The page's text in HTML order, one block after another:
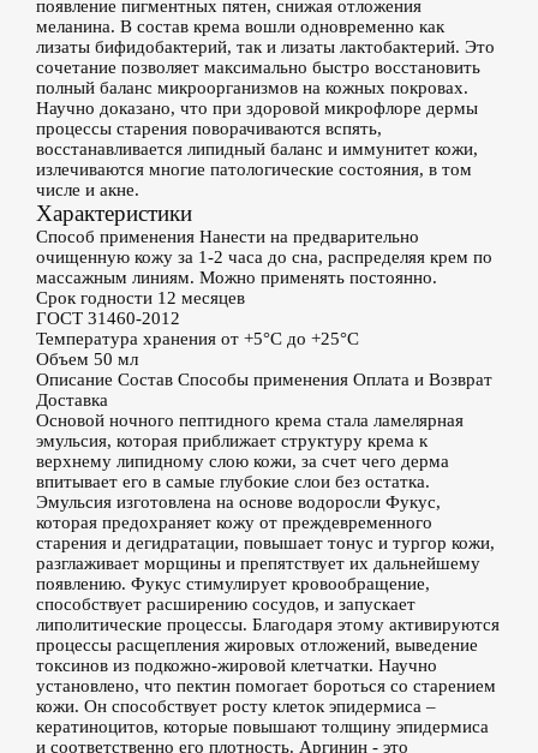
появление пигментных пятен, снижая отложения
меланина. В состав крема вошли одновременно как
лизаты бифидобактерий, так и лизаты лактобактерий. Это
сочетание позволяет максимально быстро восстановить
полный баланс микроорганизмов на кожных покровах.
Научно доказано, что при здоровой микрофлоре дермы
процессы старения поворачиваются вспять,
восстанавливается липидный баланс и иммунитет кожи,
излечиваются многие патологические состояния, в том
числе и акне.
Характеристики
Способ применения Нанести на предварительно
очищенную кожу за 1-2 часа до сна, распределяя крем по
массажным линиям. Можно применять постоянно.
Срок годности 12 месяцев
ГОСТ 31460-2012
Температура хранения от +5°С до +25°С
Объем 50 мл
Описание Состав Способы применения Оплата и Возврат
Доставка
Основой ночного пептидного крема стала ламелярная
эмульсия, которая приближает структуру крема к
верхнему липидному слою кожи, за счет чего дерма
впитывает его в самые глубокие слои без остатка.
Эмульсия изготовлена на основе водоросли Фукус,
которая предохраняет кожу от преждевременного
старения и дегидратации, повышает тонус и тургор кожи,
разглаживает морщины и препятствует их дальнейшему
появлению. Фукус стимулирует кровообращение,
способствует расширению сосудов, и запускает
липолитические процессы. Благодаря этому активируются
процессы расщепления жировых отложений, выведение
токсинов из подкожно-жировой клетчатки. Научно
установлено, что пектин помогает бороться со старением
кожи. Он способствует росту клеток эпидермиса –
кератиноцитов, которые повышают толщину эпидермиса
и соответственно его плотность. Аргинин - это